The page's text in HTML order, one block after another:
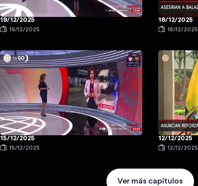
19/12/2025
19/12/2025
18/12/2025
18/12/2025
15/12/2025
15/12/2025
12/12/2025
12/12/2025
Ver más capítulos